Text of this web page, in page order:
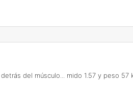
del músculo... mido 1.57 y peso 57